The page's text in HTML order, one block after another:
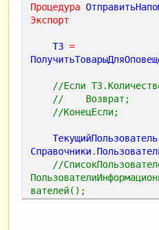
Процедура
Экспорт
ТЗ =
//Если
//    Возврат;
//КонецЕсли;
ТекущийПользователь
Справочники.
//
вателей();